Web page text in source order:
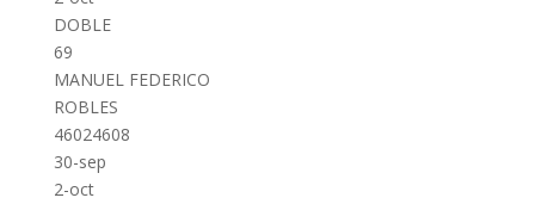
DOBLE
69
MANUEL FEDERICO
ROBLES
46024608
30-sep
2-oct